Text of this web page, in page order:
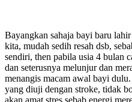
Bayangkan sahaja bayi baru
kita, mudah sedih resah dsb,
sendiri, then pabila usia 4 bulan
dan seterusnya melunjur dan
menangis macam awal bayi
yang diuji dengan stroke, tidak
akan amat stres sebab energi